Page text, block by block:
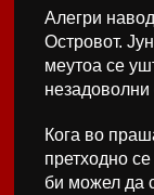
Алегри
Островот.
меутоа се
незадоволни
Кога во
претходно
би можел да